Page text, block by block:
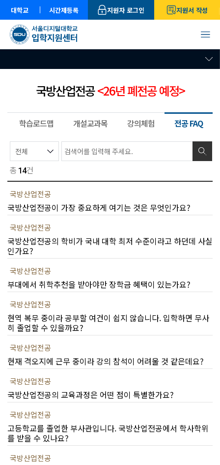
대학교 시간제등록 지원자 로그인 지원서 작성
국방산업전공<26년 폐전공 예정>
학습로드맵 개설교과목 강의체험 전공 FAQ
총 14건
국방산업전공
국방산업전공이 가장 중요하게 여기는 것은 무엇인가요?
국방산업전공
국방산업전공의 학비가 국내 대학 최저 수준이라고 하던데 사실
인가요?
국방산업전공
부대에서 취학추천을 받아야만 장학금 혜택이 있는가요?
국방산업전공
현역 복무 중이라 공부할 여건이 쉽지 않습니다. 입학하면 무사
히 졸업할 수 있을까요?
국방산업전공
현재 격오지에 근무 중이라 강의 참석이 어려울 것 같은데요?
국방산업전공
국방산업전공의 교육과정은 어떤 점이 특별한가요?
국방산업전공
고등학교를 졸업한 부사관입니다. 국방산업전공에서 학사학위
를 받을 수 있나요?
국방산업전공